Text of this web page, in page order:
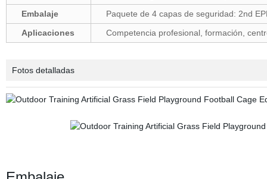
Embalaje
Paquete de 4 capas de seguridad: 2nd
Aplicaciones
Competencia profesional, formación,
Fotos detalladas